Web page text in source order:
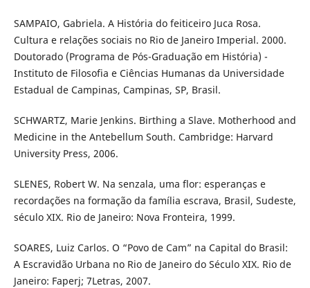
SAMPAIO, Gabriela. A História do feiticeiro Juca Rosa.
Cultura e relações sociais no Rio de Janeiro Imperial. 2000.
Doutorado (Programa de Pós-Graduação em História) -
Instituto de Filosofia e Ciências Humanas da Universidade
Estadual de Campinas, Campinas, SP, Brasil.
SCHWARTZ, Marie Jenkins. Birthing a Slave. Motherhood and
Medicine in the Antebellum South. Cambridge: Harvard
University Press, 2006.
SLENES, Robert W. Na senzala, uma flor: esperanças e
recordações na formação da família escrava, Brasil, Sudeste,
século XIX. Rio de Janeiro: Nova Fronteira, 1999.
SOARES, Luiz Carlos. O “Povo de Cam” na Capital do Brasil:
A Escravidão Urbana no Rio de Janeiro do Século XIX. Rio de
Janeiro: Faperj; 7Letras, 2007.